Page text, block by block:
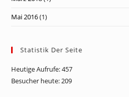
Mai 2016(1)
Statistik Der Seite
Heutige Aufrufe:457
Besucher heute:209